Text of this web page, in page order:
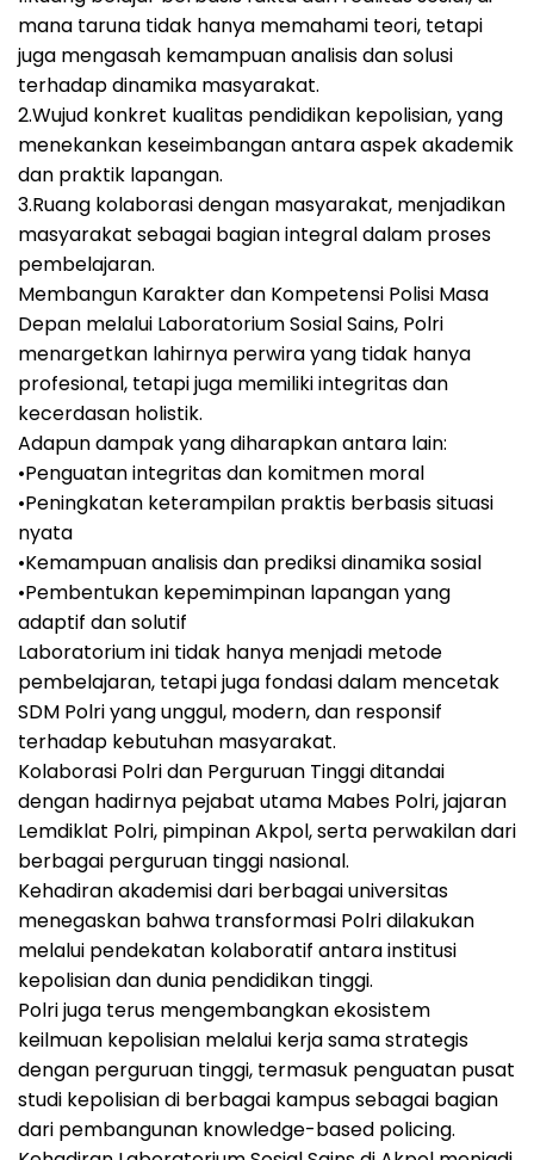
mana taruna tidak hanya memahami teori, tetapi
juga mengasah kemampuan analisis dan solusi
terhadap dinamika masyarakat.
2.Wujud konkret kualitas pendidikan kepolisian, yang
menekankan keseimbangan antara aspek akademik
dan praktik lapangan.
3.Ruang kolaborasi dengan masyarakat, menjadikan
masyarakat sebagai bagian integral dalam proses
pembelajaran.
Membangun Karakter dan Kompetensi Polisi Masa
Depan melalui Laboratorium Sosial Sains, Polri
menargetkan lahirnya perwira yang tidak hanya
profesional, tetapi juga memiliki integritas dan
kecerdasan holistik.
Adapun dampak yang diharapkan antara lain:
•Penguatan integritas dan komitmen moral
•Peningkatan keterampilan praktis berbasis situasi
nyata
•Kemampuan analisis dan prediksi dinamika sosial
•Pembentukan kepemimpinan lapangan yang
adaptif dan solutif
Laboratorium ini tidak hanya menjadi metode
pembelajaran, tetapi juga fondasi dalam mencetak
SDM Polri yang unggul, modern, dan responsif
terhadap kebutuhan masyarakat.
Kolaborasi Polri dan Perguruan Tinggi ditandai
dengan hadirnya pejabat utama Mabes Polri, jajaran
Lemdiklat Polri, pimpinan Akpol, serta perwakilan dari
berbagai perguruan tinggi nasional.
Kehadiran akademisi dari berbagai universitas
menegaskan bahwa transformasi Polri dilakukan
melalui pendekatan kolaboratif antara institusi
kepolisian dan dunia pendidikan tinggi.
Polri juga terus mengembangkan ekosistem
keilmuan kepolisian melalui kerja sama strategis
dengan perguruan tinggi, termasuk penguatan pusat
studi kepolisian di berbagai kampus sebagai bagian
dari pembangunan knowledge-based policing.